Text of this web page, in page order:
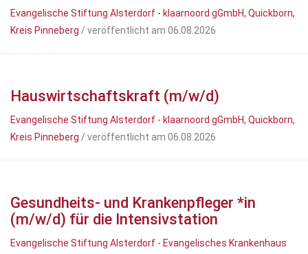
Evangelische Stiftung Alsterdorf - klaarnoord gGmbH, Quickborn,
Kreis Pinneberg / veröffentlicht am 06.08.2026
Hauswirtschaftskraft (m/w/d)
Evangelische Stiftung Alsterdorf - klaarnoord gGmbH, Quickborn,
Kreis Pinneberg / veröffentlicht am 06.08.2026
Gesundheits- und Krankenpfleger *in
(m/w/d) für die Intensivstation
Evangelische Stiftung Alsterdorf - Evangelisches Krankenhaus